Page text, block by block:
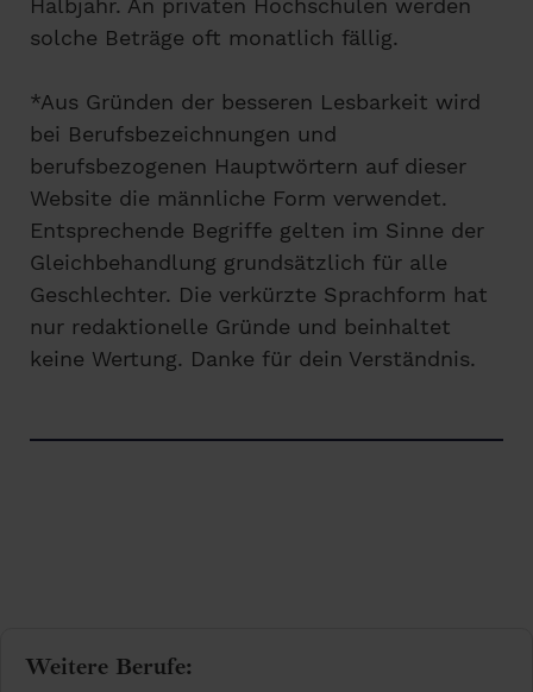
Weitere Berufe:
solche Beträge oft monatlich fällig.
*Aus Gründen der besseren Lesbarkeit wird
bei Berufsbezeichnungen und
berufsbezogenen Hauptwörtern auf dieser
Website die männliche Form verwendet.
Entsprechende Begriffe gelten im Sinne der
Gleichbehandlung grundsätzlich für alle
Geschlechter. Die verkürzte Sprachform hat
nur redaktionelle Gründe und beinhaltet
keine Wertung. Danke für dein Verständnis.